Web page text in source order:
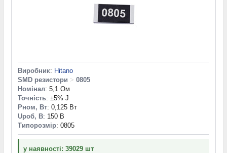
Виробник: Hitano
SMD резистори > 0805
Номінал: 5,1 Ом
Точність: ±5% J
Pном, Вт: 0,125 Вт
Uроб, В: 150 В
Типорозмір: 0805
у наявності: 39029 шт